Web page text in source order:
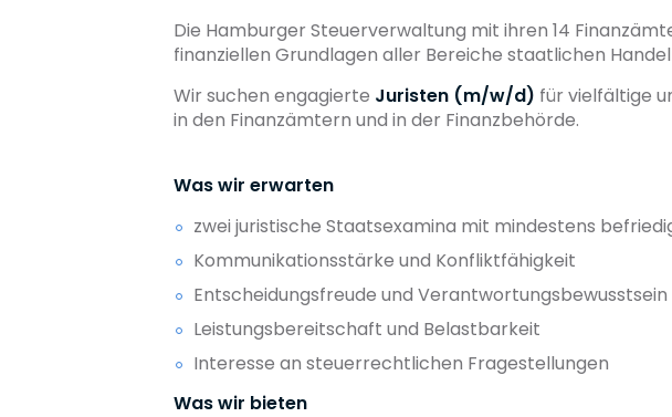
Die Hamburger Steuerverwaltung mit ihren 14
finanziellen Grundlagen aller Bereiche staatlichen
Wir suchen engagierte Juristen (m/w/d) für vielfältige
in den Finanzämtern und in der Finanzbehörde.
Was wir erwarten
zwei juristische Staatsexamina mit mindestens
Kommunikationsstärke und Konfliktfähigkeit
Entscheidungsfreude und Verantwortungsbewusstsein
Leistungsbereitschaft und Belastbarkeit
Interesse an steuerrechtlichen Fragestellungen
Was wir bieten